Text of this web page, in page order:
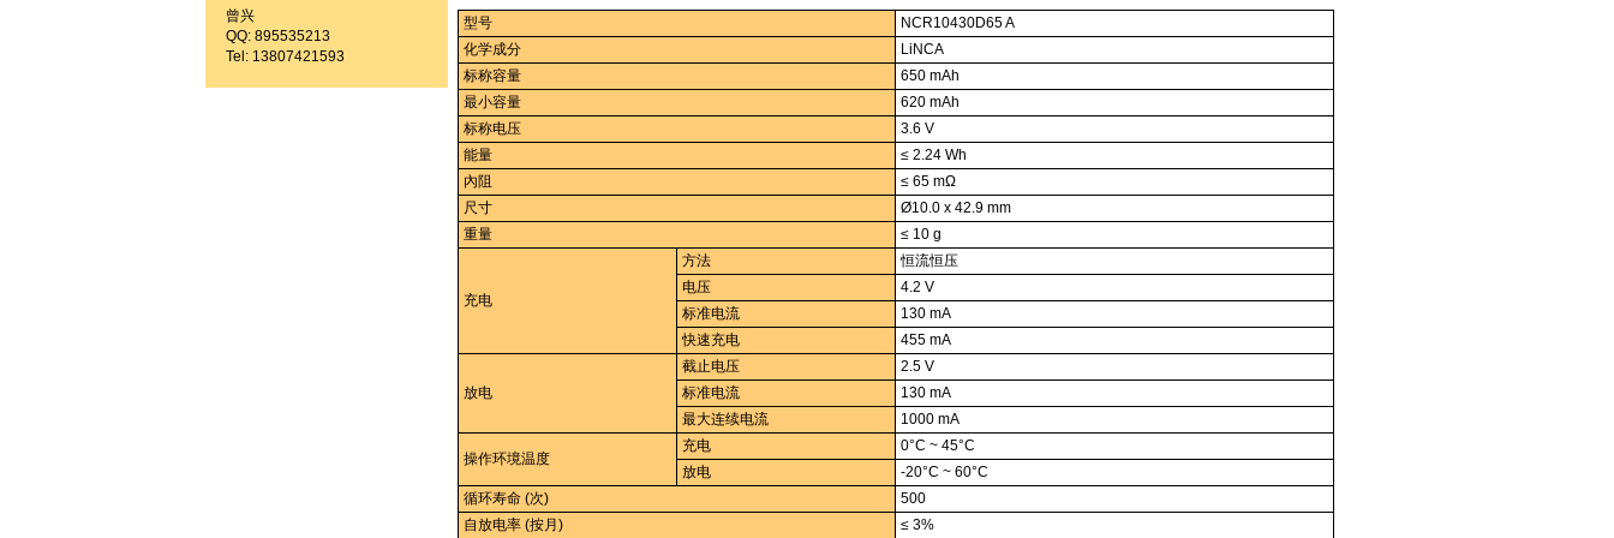
曾兴
QQ: 895535213
Tel: 13807421593
型号
NCR10430D65 A
化学成分
LiNCA
标称容量
650 mAh
最小容量
620 mAh
标称电压
3.6 V
能量
≤ 2.24 Wh
內阻
≤ 65 mΩ
尺寸
Ø10.0 x 42.9 mm
重量
≤ 10 g
充电
方法
恒流恒压
电压
4.2 V
标准电流
130 mA
快速充电
455 mA
放电
截止电压
2.5 V
标准电流
130 mA
最大连续电流
1000 mA
操作环境温度
充电
0°C ~ 45°C
放电
-20°C ~ 60°C
循环寿命 (次)
500
自放电率 (按月)
≤ 3%